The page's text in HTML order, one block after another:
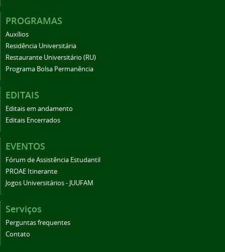
PROGRAMAS
Auxílios
Residência Universitária
Restaurante Universitário (RU)
Programa Bolsa Permanência
EDITAIS
Editais em andamento
Editais Encerrados
EVENTOS
Fórum de Assistência Estudantil
PROAE Itinerante
Jogos Universitários - JUUFAM
Serviços
Perguntas frequentes
Contato